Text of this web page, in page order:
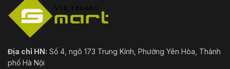
Địa chỉ HN: Số 4, ngõ 173 Trung Kính, Phường Yên Hòa, Thành
phố Hà Nội